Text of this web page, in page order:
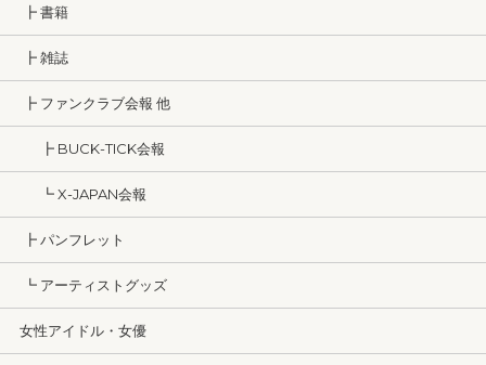
┣ 書籍
┣ 雑誌
┣ ファンクラブ会報 他
┣ BUCK-TICK会報
┗ X-JAPAN会報
┣ パンフレット
┗ アーティストグッズ
女性アイドル・女優